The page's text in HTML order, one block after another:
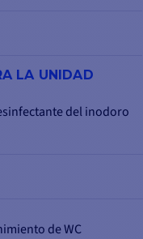
de WC
LA UNIDAD
del inodoro